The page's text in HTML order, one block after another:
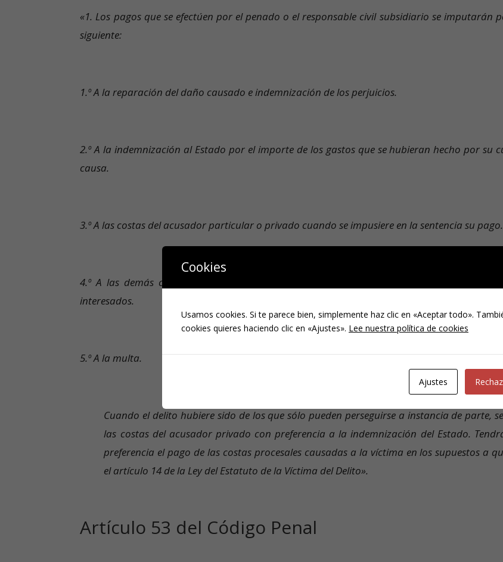
«1. Los pagos que se efectúen por el penado o el responsable civil subsidiario se imputarán
siguiente:
1.º A la reparación del daño causado e indemnización de los perjuicios.
2.º A la indemnización al Estado por el importe de los gastos que se hubieran hecho por su
causa.
3.º A las costas del acusador particular o privado cuando se impusiere en la sentencia su pago.
4.º A las demás costas procesales, incluso las de la defensa del procesado, sin
interesados.
5.º A la multa.
Cuando el delito hubiere sido de los que sólo pueden perseguirse a instancia de parte,
las costas del acusador privado con preferencia a la indemnización del Estado.
preferencia el pago de las costas procesales causadas a la víctima en los supuestos a
el artículo 14 de la Ley del Estatuto de la Víctima del Delito».
Artículo 53 del Código Penal
Cookies
Usamos cookies. Si te parece bien, simplemente haz clic en «Aceptar todo».
cookies quieres haciendo clic en «Ajustes». Lee nuestra política de cookies
Ajustes